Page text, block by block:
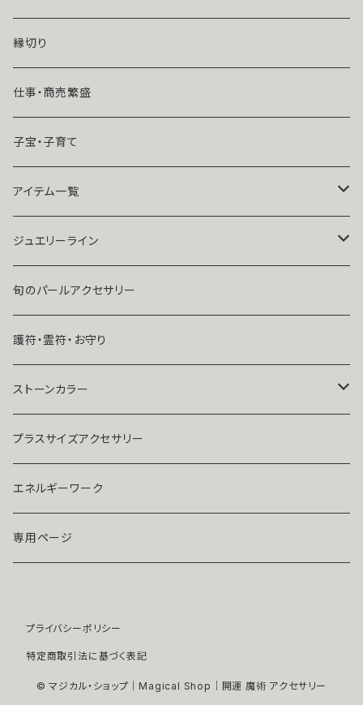
魔術師恋雪
魔術師N.Kelly
魔術師Sara Serendipity
祈祷師澪央
ユタ玉城陽
年齢差のある恋（年上・年下）
マンネリ気味の恋
遠距離
復縁したい・取り戻したい愛情
人に言えない関係
出会いが欲しい
結婚したい
人気運・モテる
縁切り
仕事・商売繁盛
子宝・子育て
アイテム一覧
ネックレス
ブレスレット・アンクレット
リング
イヤリング・ピアス
ストラップ・キーホルダー
マスクピアス
ブローチ
開運アイテム
浄化アイテム
ジュエリーライン
Ｋ１０
K１４
Ｋ１８
プラチナ
ダイヤモンド
モアサナイト
パール
旬のパールアクセサリー
護符・霊符・お守り
ストーンカラー
クリア
ブルー
レッド
ピンク
イエロー
プラスサイズアクセサリー
エネルギーワーク
専用ページ
プライバシーポリシー
特定商取引法に基づく表記
© マジカル・ショップ｜Magical Shop｜開運 魔術 アクセサリー